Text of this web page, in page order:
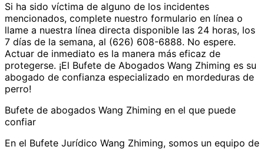
Si ha sido víctima de alguno de los incidentes
mencionados, complete nuestro formulario en línea o
llame a nuestra línea directa disponible las 24 horas, los
7 días de la semana, al (626) 608-6888. No espere.
Actuar de inmediato es la manera más eficaz de
protegerse. ¡El Bufete de Abogados Wang Zhiming es su
abogado de confianza especializado en mordeduras de
perro!
Bufete de abogados Wang Zhiming en el que puede
confiar
En el Bufete Jurídico Wang Zhiming, somos un equipo de